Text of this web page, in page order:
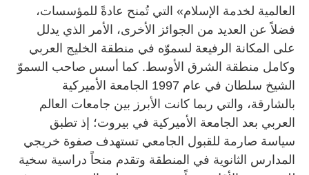
العالمية لخدمة الإسلام» التي تُمنح عادةً للمؤسسات،
فضلاً عن العديد من الجوائز الأخرى، الأمر الذي يدلل
على المكانة الرفيعة لسموّه في منطقة الخليج العربي
وكامل منطقة الشرق الأوسط. كما أسس صاحب السموّ
الشيخ سلطان في عام 1997 الجامعة الأميركية
بالشارقة، والتي ربما كانت الأبرز بين جامعات العالم
العربي بعد الجامعة الأميركية في بيروت؛ إذ تطبق
سياسة صارمة للقبول الجامعي تستهدف صفوة خريجي
المدارس الثانوية في المنطقة وتقدم منحاً دراسية سخية